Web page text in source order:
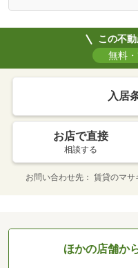
この不
無料
入居
お店で直接
相談する
お問い合わせ先 賃貸のマ
ほかの店舗か